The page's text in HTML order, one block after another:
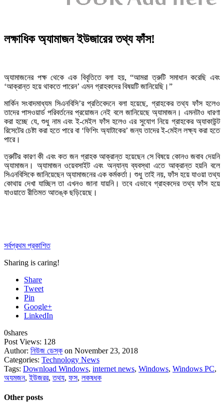
লক্ষাধিক অ্যামাজন ইউজারের তথ্য ফাঁস!
অ্যামাজনের পক্ষ থেকে এক বিবৃতিতে বলা হয়, “আমরা ত্রুটি সমাধান করেছি এবং
‘আক্রান্ত হয়ে থাকতে পারেন’ এমন গ্রাহকদের বিষয়টি জানিয়েছি।”
মার্কিন সংবাদমাধ্যম সিএনবিসি’র প্রতিবেদনে বলা হয়েছে, গ্রাহকের তথ্য ফাঁস হলেও
তাদের পাসওয়ার্ড পরিবর্তনের প্রয়োজন নেই বলে জানিয়েছে অ্যামাজন। এমনটাও ধারণা
করা হচ্ছে যে, শুধু নাম এবং ই-মেইল ফাঁস হলেও এর সুযোগ নিয়ে গ্রাহকের অ্যাকাউন্ট
রিসেটের চেষ্টা করা হতে পারে বা ‘ফিশিং অ্যাটাকের’ জন্য তাদের ই-মেইল লক্ষ্য করা হতে
পারে।
ত্রুটির কারণ কী এবং কত জন গ্রাহক আক্রান্ত হয়েছেন সে বিষয়ে কোনও জবাব দেয়নি
অ্যামাজন। অ্যামাজন ওয়েবসাইট এবং অন্যান্য ব্যবস্থা এতে আক্রান্ত হয়নি বলে
সিএনবিসিকে জানিয়েছেন অ্যামাজনের এক কর্মকর্তা। শুধু তাই নয়, ফাঁস হয়ে যাওয়া তথ্য
কোথায় দেখা যাচ্ছিল তা এখনও জানা যায়নি। তবে এভাবে গ্রাহকদের তথ্য ফাঁস হয়ে
যাওয়াতে রীতিমত আতঙ্ক ছড়িয়েছে।
সর্বপ্রথম প্রকাশিত
Sharing is caring!
Share
Tweet
Pin
Google+
LinkedIn
0shares
Post Views: 128
Author: নিউজ ডেস্ক on November 23, 2018
Categories: Technology News
Tags: Download Windows, internet news, Windows, Windows PC,
অযমজন,ইউজরর,তথয, ফস, লকষধক
Other posts